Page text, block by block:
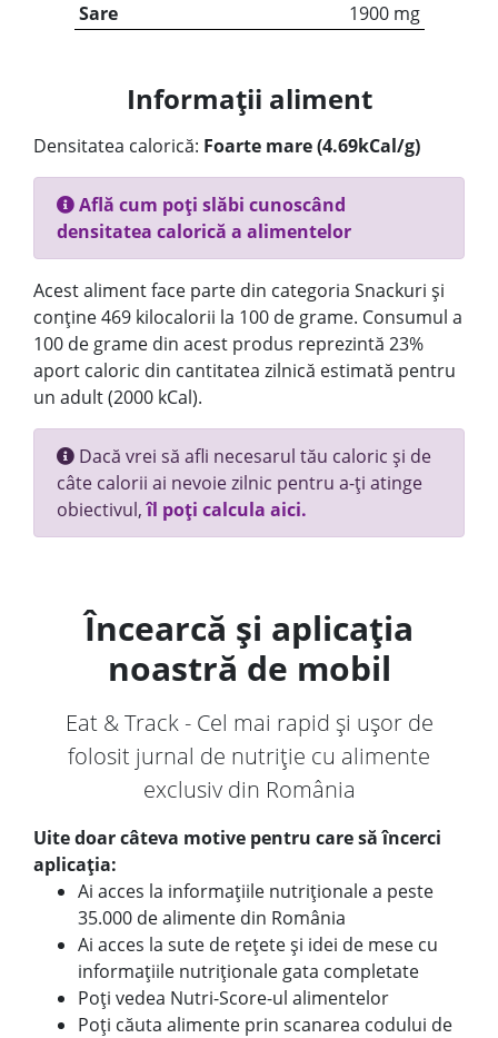
Sare
1900 mg
Informații aliment
Densitatea calorică: Foarte mare (4.69kCal/g)
Află cum poți slăbi cunoscând
densitatea calorică a alimentelor
Acest aliment face parte din categoria Snackuri și
conține 469 kilocalorii la 100 de grame. Consumul a
100 de grame din acest produs reprezintă 23%
aport caloric din cantitatea zilnică estimată pentru
un adult (2000 kCal).
Dacă vrei să afli necesarul tău caloric și de
câte calorii ai nevoie zilnic pentru a-ți atinge
obiectivul,îl poți calcula aici.
Încearcă și aplicația
noastră de mobil
Eat & Track - Cel mai rapid și ușor de
folosit jurnal de nutriție cu alimente
exclusiv din România
Uite doar câteva motive pentru care să încerci
aplicația:
Ai acces la informațiile nutriționale a peste
35.000 de alimente din România
Ai acces la sute de rețete și idei de mese cu
informațiile nutriționale gata completate
Poți vedea Nutri-Score-ul alimentelor
Poți căuta alimente prin scanarea codului de